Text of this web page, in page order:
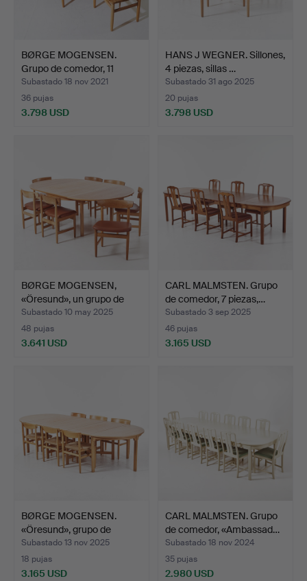
BØRGE MOGENSEN.
Grupo de comedor, 11
parte…
Subastado 18 nov 2021
36 pujas
3.798 USD
HANS J WEGNER. Sillones,
4 piezas, sillas …
Subastado 31 ago 2025
20 pujas
3.798 USD
BØRGE MOGENSEN,
«Öresund», un grupo de
com…
Subastado 10 may 2025
48 pujas
3.641 USD
CARL MALMSTEN. Grupo
de comedor, 7 piezas,…
Subastado 3 sep 2025
46 pujas
3.165 USD
BØRGE MOGENSEN.
«Öresund», grupo de
comedo…
Subastado 13 nov 2025
18 pujas
3.165 USD
CARL MALMSTEN. Grupo
de comedor, «Ambassad…
Subastado 18 nov 2024
35 pujas
2.980 USD